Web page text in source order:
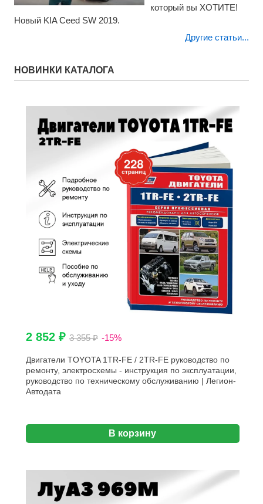
который вы ХОТИТЕ!
Новый KIA Ceed SW 2019.
Другие статьи...
НОВИНКИ КАТАЛОГА
2 852 ₽ 3 355 ₽ -15%
Двигатели TOYOTA 1TR-FE / 2TR-FE руководство по
ремонту, электросхемы - инструкция по эксплуатации,
руководство по техническому обслуживанию | Легион-
Aвтодата
В корзину